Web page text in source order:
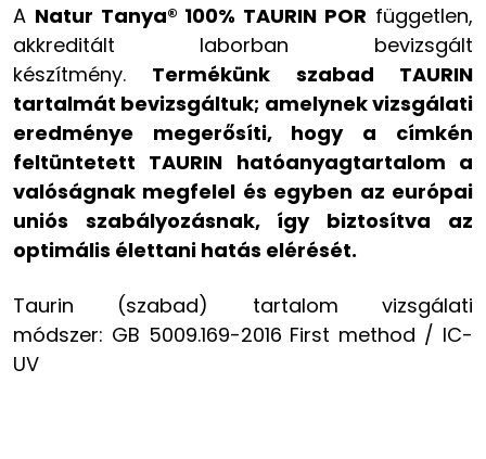
A Natur Tanya® 100% TAURIN POR független,
akkreditált laborban bevizsgált
készítmény. Termékünk szabad TAURIN
tartalmát bevizsgáltuk; amelynek vizsgálati
eredménye megerősíti, hogy a címkén
feltüntetett TAURIN hatóanyagtartalom a
valóságnak megfelel és egyben az európai
uniós szabályozásnak, így biztosítva az
optimális élettani hatás elérését.
Taurin (szabad) tartalom vizsgálati
módszer: GB 5009.169-2016 First method / IC-
UV